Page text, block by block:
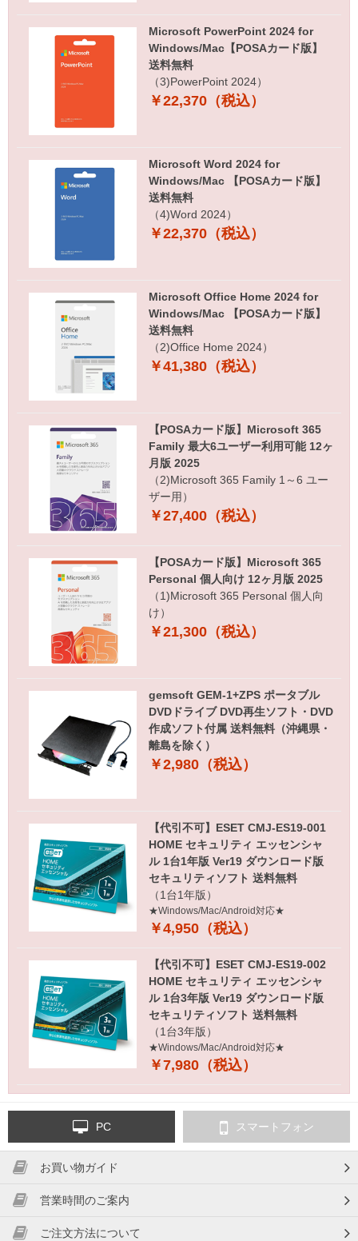
Microsoft PowerPoint 2024 for
Windows/Mac【POSAカード版】
送料無料
（3)PowerPoint 2024）
￥22,370（税込）
Microsoft Word 2024 for
Windows/Mac 【POSAカード版】
送料無料
（4)Word 2024）
￥22,370（税込）
Microsoft Office Home 2024 for
Windows/Mac 【POSAカード版】
送料無料
（2)Office Home 2024）
￥41,380（税込）
【POSAカード版】Microsoft 365
Family 最大6ユーザー利用可能 12ヶ
月版 2025
（2)Microsoft 365 Family 1～6 ユー
ザー用）
￥27,400（税込）
【POSAカード版】Microsoft 365
Personal 個人向け 12ヶ月版 2025
（1)Microsoft 365 Personal 個人向
け）
￥21,300（税込）
gemsoft GEM-1+ZPS ポータブル
DVDドライブ DVD再生ソフト・DVD
作成ソフト付属 送料無料（沖縄県・
離島を除く）
￥2,980（税込）
【代引不可】ESET CMJ-ES19-001
HOME セキュリティ エッセンシャ
ル 1台1年版 Ver19 ダウンロード版
セキュリティソフト 送料無料
（1台1年版）
★Windows/Mac/Android対応★
￥4,950（税込）
【代引不可】ESET CMJ-ES19-002
HOME セキュリティ エッセンシャ
ル 1台3年版 Ver19 ダウンロード版
セキュリティソフト 送料無料
（1台3年版）
★Windows/Mac/Android対応★
￥7,980（税込）
PC スマートフォン
お買い物ガイド
営業時間のご案内
ご注文方法について